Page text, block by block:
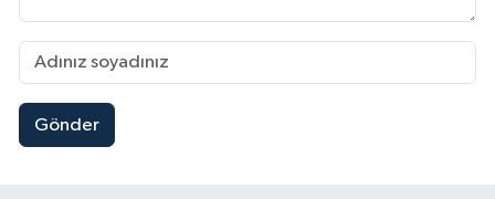
Gönder